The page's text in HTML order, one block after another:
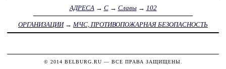
АДРЕСА → С→ Славы→ 102
ОРГАНИЗАЦИИ→ МЧС, ПРОТИВОПОЖАРНАЯ БЕЗОПАСНОСТЬ
© 2014 BELBURG.RU — ВСЕ ПРАВА ЗАЩИЩЕНЫ.